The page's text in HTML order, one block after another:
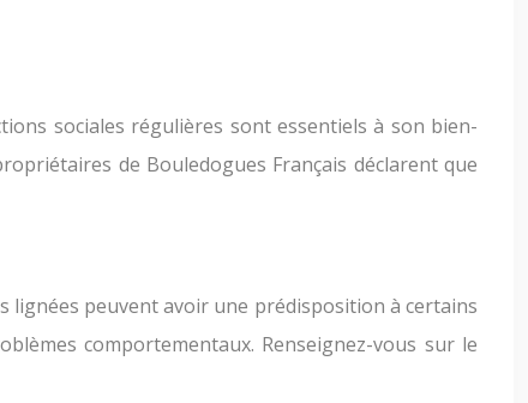
sociales régulières sont essentiels à son bien-
de Bouledogues Français déclarent que
lignées peuvent avoir une prédisposition à certains
comportementaux. Renseignez-vous sur le